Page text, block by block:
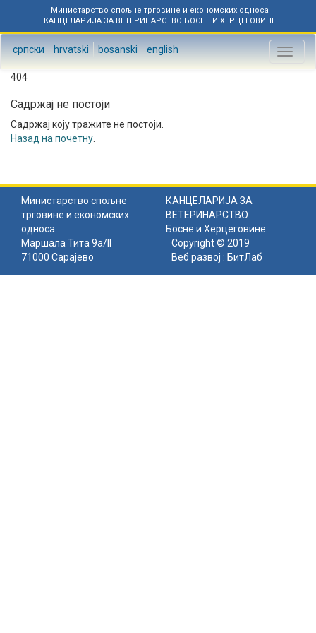
Министарство спољне трговине и економских односа
КАНЦЕЛАРИЈА ЗА ВЕТЕРИНАРСТВО БОСНЕ И ХЕРЦЕГОВИНЕ
српски hrvatski bosanski english
Toggle
404
Садржај не постоји
Садржај коју тражите не постоји.
Назад на почетну
Министарство спољне
трговине и економских
односа
КАНЦЕЛАРИЈА ЗА
ВЕТЕРИНАРСТВО
Босне и Херцеговине
Маршала Тита 9а/II
71000 Сарајево
Copyright © 2019
Веб развој : БитЛаб